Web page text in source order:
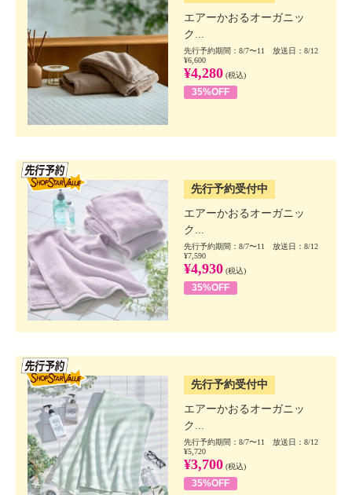
エアーかおるオーガニッ
ク...
先行予約期間：8/7〜11 放送日：8/12
¥6,600
¥4,280 (税込)
35%OFF
先行予約受付中
エアーかおるオーガニッ
ク...
先行予約期間：8/7〜11 放送日：8/12
¥7,590
¥4,930 (税込)
35%OFF
先行予約受付中
エアーかおるオーガニッ
ク...
先行予約期間：8/7〜11 放送日：8/12
¥5,720
¥3,700 (税込)
35%OFF